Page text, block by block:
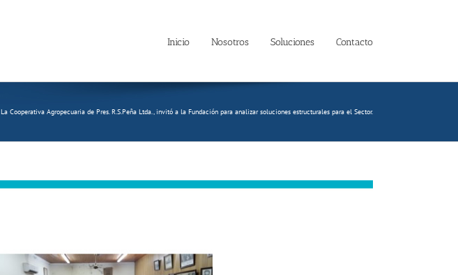
Inicio Nosotros Soluciones Contacto
La Cooperativa Agropecuaria de Pres. R.S.Peña Ltda., invitó a la Fundación para analizar soluciones estructurales para el Sector.